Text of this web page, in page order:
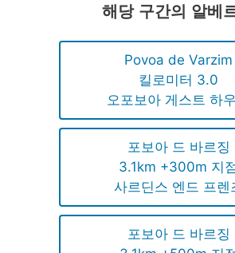
해당 구간의 알베
Povoa de Varzim
킬로미터 3.0
오포보아 게스트 하
포보아 드 바르징
3.1km +300m 지
사르딘스 엔드 프렌
포보아 드 바르징